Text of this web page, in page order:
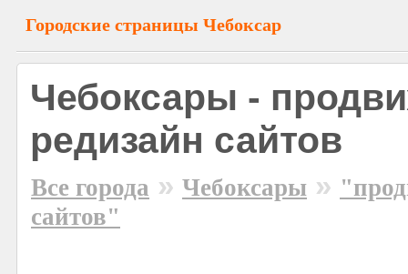
Городские страницы Чебоксар
Чебоксары -
редизайн сайтов
Все города » Чебоксары »
сайтов"